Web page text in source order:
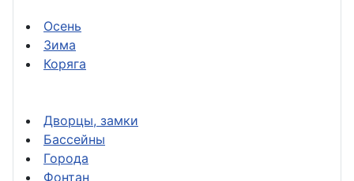
Осень
Зима
Коряга
Дворцы, замки
Бассейны
Города
Фонтан